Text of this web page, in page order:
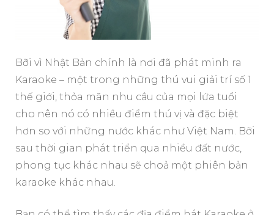
Bỡi vì Nhật Bản chính là nơi đã phát minh ra
Karaoke – một trong những thú vui giải trí số 1
thế giới, thỏa mãn nhu cầu của mọi lứa tuổi
cho nên nó có nhiều điểm thú vị và đặc biệt
hơn so với những nước khác như Việt Nam. Bỡi
sau thời gian phát triển qua nhiều đất nước,
phong tục khác nhau sẽ choả một phiên bản
karaoke khác nhau.